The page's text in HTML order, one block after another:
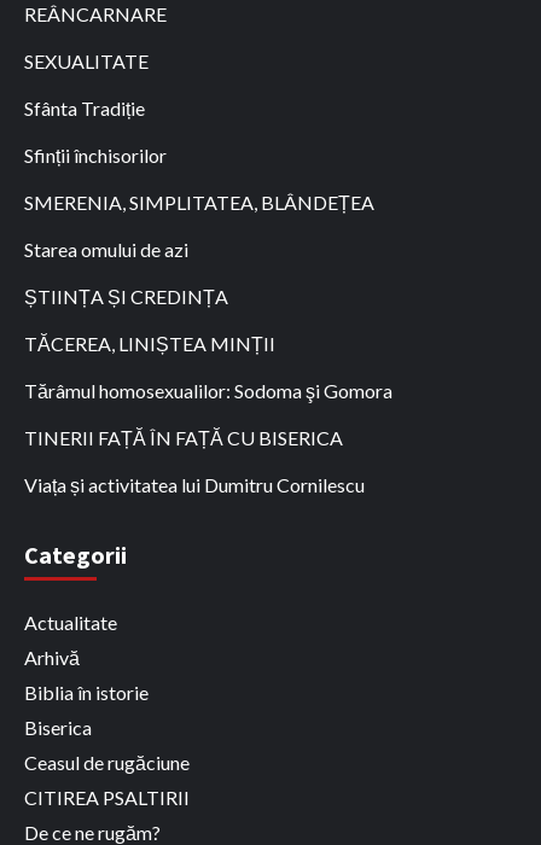
REÂNCARNARE
SEXUALITATE
Sfânta Tradiție
Sfinții închisorilor
SMERENIA, SIMPLITATEA, BLÂNDEȚEA
Starea omului de azi
ȘTIINȚA ȘI CREDINȚA
TĂCEREA, LINIȘTEA MINȚII
Tărâmul homosexualilor: Sodoma şi Gomora
TINERII FAȚĂ ÎN FAȚĂ CU BISERICA
Viața și activitatea lui Dumitru Cornilescu
Categorii
Actualitate
Arhivă
Biblia în istorie
Biserica
Ceasul de rugăciune
CITIREA PSALTIRII
De ce ne rugăm?